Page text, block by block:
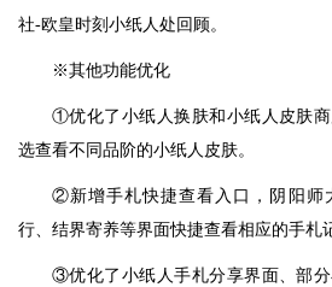
社-欧皇时刻小纸人处回顾。
※其他功能优化
①优化了小纸人换肤和小纸人皮肤
选查看不同品阶的小纸人皮肤。
②新增手札快捷查看入口，阴阳师
行、结界寄养等界面快捷查看相应的手札
③优化了小纸人手札分享界面、部